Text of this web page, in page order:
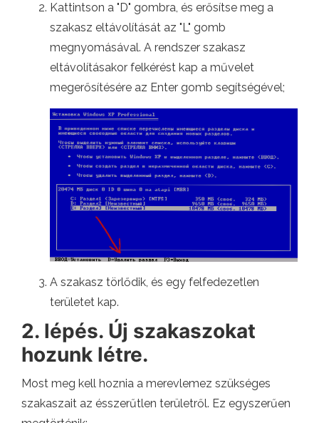
Kattintson a "D" gombra, és erősítse meg a
szakasz eltávolítását az "L" gomb
megnyomásával. A rendszer szakasz
eltávolításakor felkérést kap a művelet
megerősítésére az Enter gomb segítségével;
A szakasz törlődik, és egy felfedezetlen
területet kap.
2. lépés. Új szakaszokat
hozunk létre.
Most meg kell hoznia a merevlemez szükséges
szakaszait az ésszerűtlen területről. Ez egyszerűen